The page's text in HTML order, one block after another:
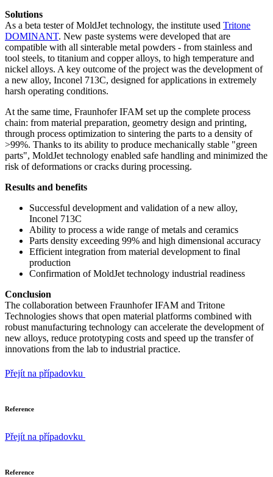
Solutions
As a beta tester of MoldJet technology, the institute used Tritone
DOMINANT. New paste systems were developed that are
compatible with all sinterable metal powders - from stainless and
tool steels, to titanium and copper alloys, to high temperature and
nickel alloys. A key outcome of the project was the development of
a new alloy, Inconel 713C, designed for applications in extremely
harsh operating conditions.
At the same time, Fraunhofer IFAM set up the complete process
chain: from material preparation, geometry design and printing,
through process optimization to sintering the parts to a density of
>99%. Thanks to its ability to produce mechanically stable "green
parts", MoldJet technology enabled safe handling and minimized the
risk of deformations or cracks during processing.
Results and benefits
Successful development and validation of a new alloy,
Inconel 713C
Ability to process a wide range of metals and ceramics
Parts density exceeding 99% and high dimensional accuracy
Efficient integration from material development to final
production
Confirmation of MoldJet technology industrial readiness
Conclusion
The collaboration between Fraunhofer IFAM and Tritone
Technologies shows that open material platforms combined with
robust manufacturing technology can accelerate the development of
new alloys, reduce prototyping costs and speed up the transfer of
innovations from the lab to industrial practice.
Přejít na případovku
Reference
Přejít na případovku
Reference